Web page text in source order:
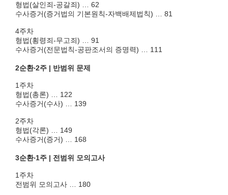
형법(살인죄-공갈죄) … 62
수사증거(증거법의 기본원칙-자백배제법칙) … 81
4주차
형법(횡령죄-무고죄) … 91
수사증거(전문법칙-공판조서의 증명력) … 111
2순환‧2주 | 반범위 문제
1주차
형법(총론) … 122
수사증거(수사) … 139
2주차
형법(각론) … 149
수사증거(증거) … 168
3순환‧1주 | 전범위 모의고사
1주차
전범위 모의고사 … 180